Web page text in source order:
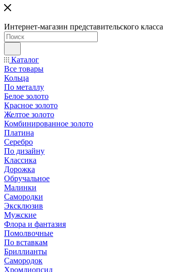
Интернет-магазин представительского класса
Каталог
Все товары
Кольца
По металлу
Белое золото
Красное золото
Желтое золото
Комбинированное золото
Платина
Серебро
По дизайну
Классика
Дорожка
Обручальное
Малинки
Самородки
Эксклюзив
Мужские
Флора и фантазия
Помолвочные
По вставкам
Бриллианты
Самородок
Хромдиопсид